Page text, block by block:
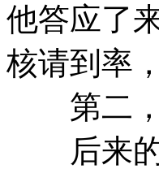
他答应了
核请到率
第二，
后来的